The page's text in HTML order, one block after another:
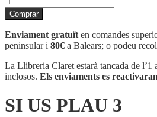
de
SI
US
PLAU
3
Comprar
Enviament gratuït en comandes
peninsular i 80€ a Balears; o podeu
La Llibreria Claret estarà tancada de l’1
inclosos. Els enviaments es
SI US PLAU 3